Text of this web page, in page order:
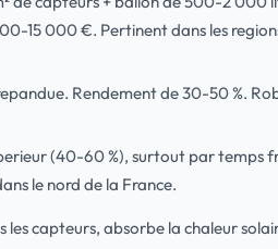
15 000 €. Pertinent dans les
Rendement de 30-50 %.
(40-60 %), surtout par temps
le nord de la France.
capteurs, absorbe la chaleur